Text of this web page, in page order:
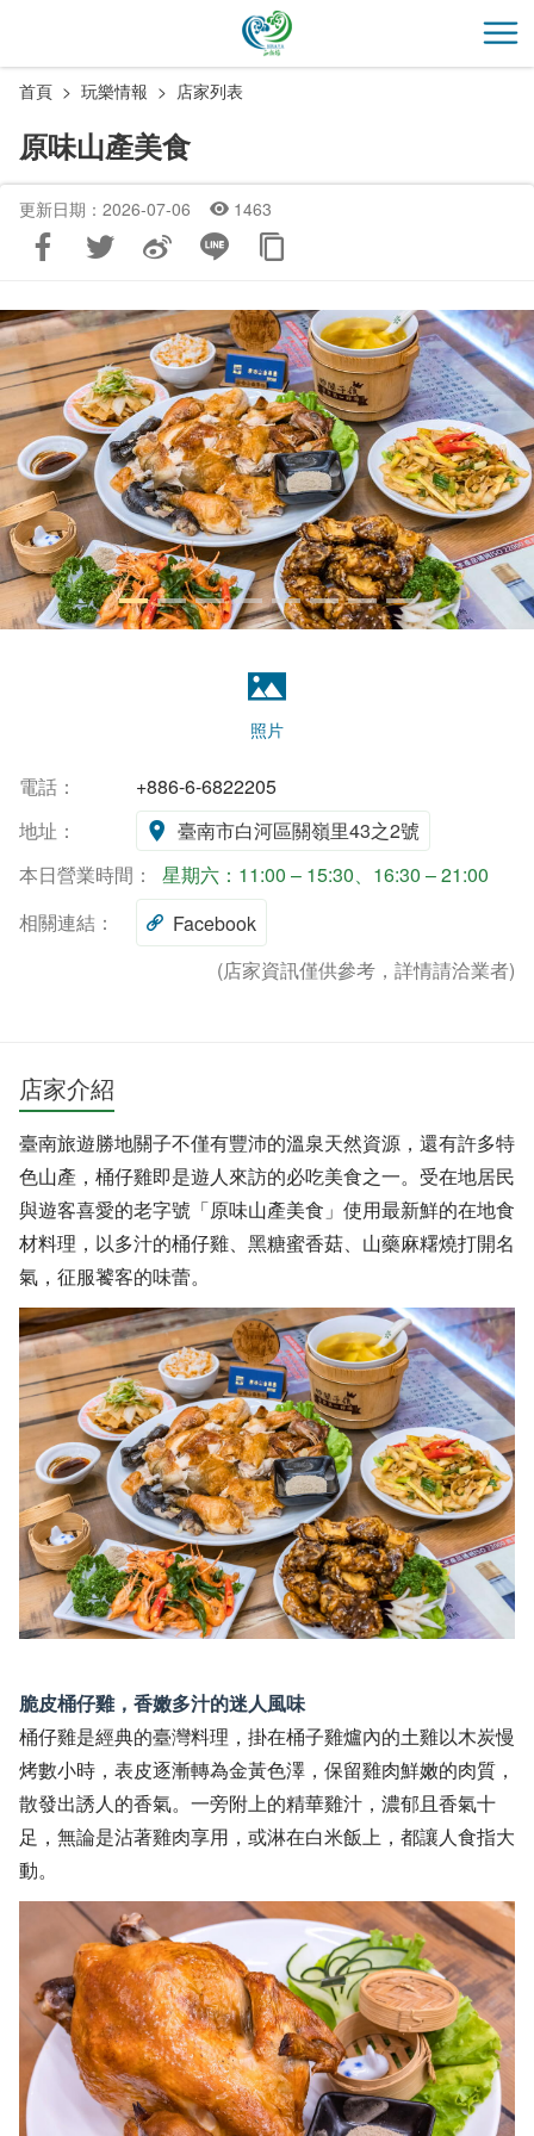
主
區
開
首頁 玩樂情報 店家列表
原味山產美食
更新日期：2026-07-06 1463
照片
電話：
+886-6-6822205
地址：
臺南市白河區關嶺里43之2號
本日營業時間：
星期六：11:00 – 15:30、16:30 – 21:00
相關連結：
Facebook
(店家資訊僅供參考，詳情請洽業者)
店家介紹
臺南旅遊勝地關子不僅有豐沛的溫泉天然資源，還有許多特
色山產，桶仔雞即是遊人來訪的必吃美食之一。受在地居民
與遊客喜愛的老字號「原味山產美食」使用最新鮮的在地食
材料理，以多汁的桶仔雞、黑糖蜜香菇、山藥麻糬燒打開名
氣，征服饕客的味蕾。
脆皮桶仔雞，香嫩多汁的迷人風味
桶仔雞是經典的臺灣料理，掛在桶子雞爐內的土雞以木炭慢
烤數小時，表皮逐漸轉為金黃色澤，保留雞肉鮮嫩的肉質，
散發出誘人的香氣。一旁附上的精華雞汁，濃郁且香氣十
足，無論是沾著雞肉享用，或淋在白米飯上，都讓人食指大
動。